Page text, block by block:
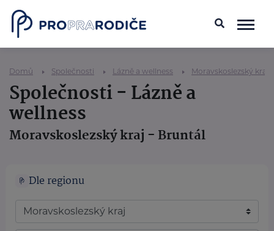
Domů Společnosti Lázně a wellness Moravskoslezský kraj
Společnosti - Lázně a
wellness
Moravskoslezský kraj - Bruntál
Dle regionu